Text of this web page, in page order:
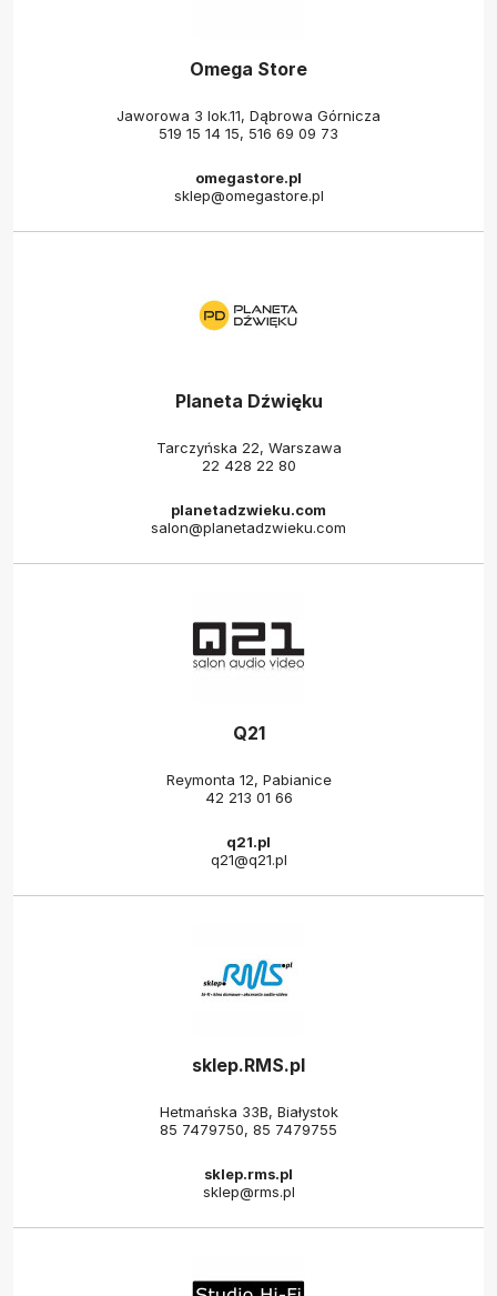
Omega Store
Jaworowa 3 lok.11, Dąbrowa Górnicza
519 15 14 15, 516 69 09 73
omegastore.pl
sklep@omegastore.pl
Planeta Dźwięku
Tarczyńska 22, Warszawa
22 428 22 80
planetadzwieku.com
salon@planetadzwieku.com
Q21
Reymonta 12, Pabianice
42 213 01 66
q21.pl
q21@q21.pl
sklep.RMS.pl
Hetmańska 33B, Białystok
85 7479750, 85 7479755
sklep.rms.pl
sklep@rms.pl